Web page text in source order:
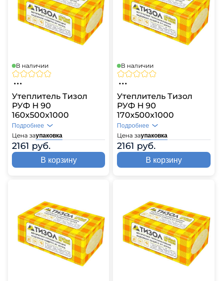
В наличии
Утеплитель Тизол
РУФ Н 90
160х500х1000
Цена заупаковка
2161 руб.
Подробнее
В корзину
В наличии
Утеплитель Тизол
РУФ Н 90
170х500х1000
Цена заупаковка
2161 руб.
Подробнее
В корзину